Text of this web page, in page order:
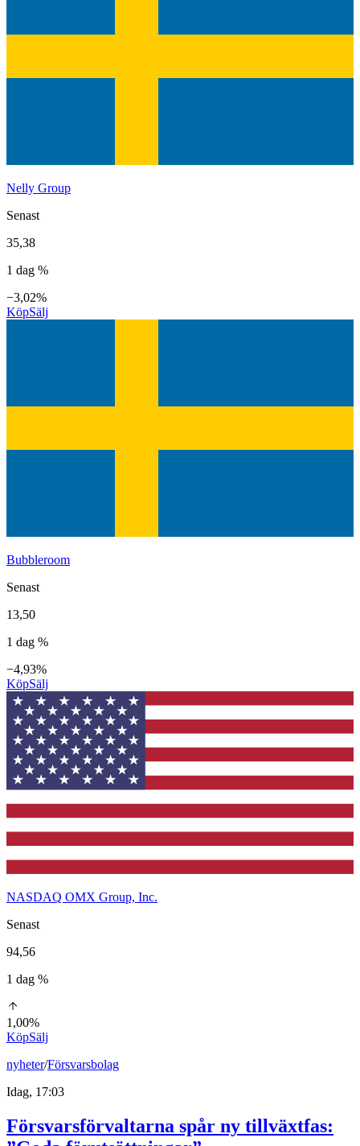
Nelly Group
Senast
35,38
1 dag %
−3,02%
KöpSälj
Bubbleroom
Senast
13,50
1 dag %
−4,93%
KöpSälj
NASDAQ OMX Group, Inc.
Senast
94,56
1 dag %
1,00%
KöpSälj
nyheter/Försvarsbolag
Idag, 17:03
Försvarsförvaltarna spår ny tillväxtfas: